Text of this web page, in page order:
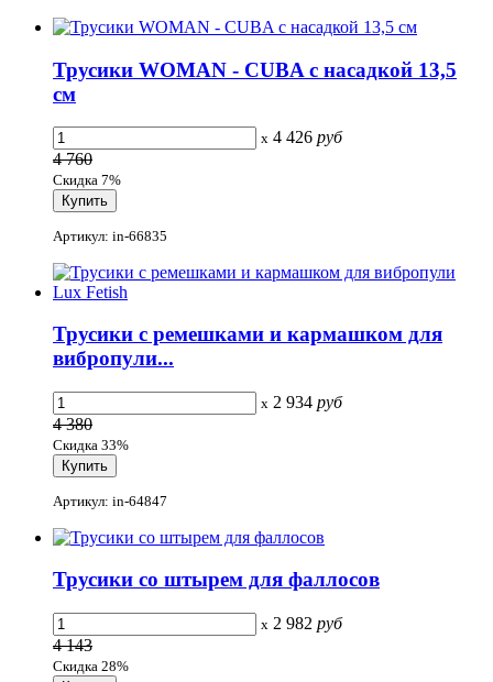
Трусики WOMAN - CUBA с насадкой 13,5
см
x 4 426 руб
4 760
Скидка 7%
Артикул: in-66835
Трусики с ремешками и кармашком для
вибропули...
x 2 934 руб
4 380
Скидка 33%
Артикул: in-64847
Трусики со штырем для фаллосов
x 2 982 руб
4 143
Скидка 28%